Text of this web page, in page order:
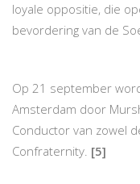
loyale oppositie, die
bevordering van de
Op 21 september
Amsterdam door
Conductor van zowel
Confraternity. [5]